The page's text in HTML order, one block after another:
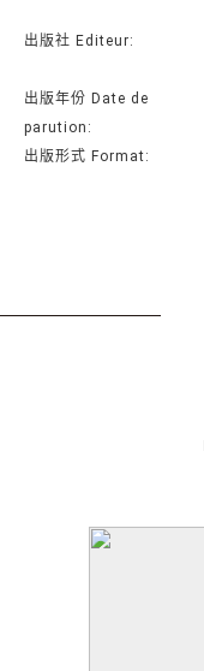
出版社 Editeur:
出版年份 Date de
parution:
出版形式 Format: